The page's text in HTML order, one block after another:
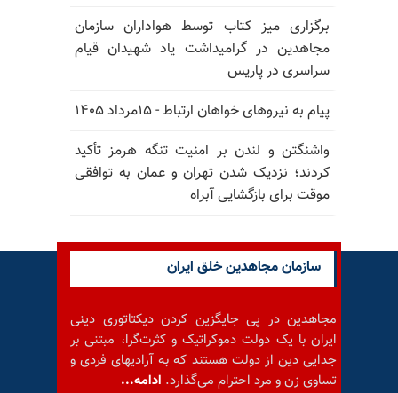
برگزاری میز کتاب توسط هواداران سازمان
مجاهدین در گرامیداشت یاد شهیدان قیام
سراسری در پاریس
پیام به نیروهای خواهان ارتباط - ۱۵مرداد ۱۴۰۵
واشنگتن و لندن بر امنیت تنگه هرمز تأکید
کردند؛ نزدیک شدن تهران و عمان به توافقی
موقت برای بازگشایی آبراه
سازمان مجاهدین خلق ایران
مجاهدین در پی جایگزین کردن دیکتاتوری دینی
ایران با یک دولت دموکراتیک و کثرت‌گرا، مبتنی بر
جدایی دین از دولت هستند که به آزادیهای فردی و
تساوی زن و مرد احترام می‌گذارد. ادامه...